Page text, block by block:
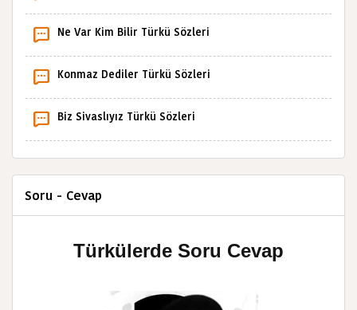
Ne Var Kim Bilir Türkü Sözleri
Konmaz Dediler Türkü Sözleri
Biz Sivaslıyız Türkü Sözleri
Soru - Cevap
Türkülerde Soru Cevap